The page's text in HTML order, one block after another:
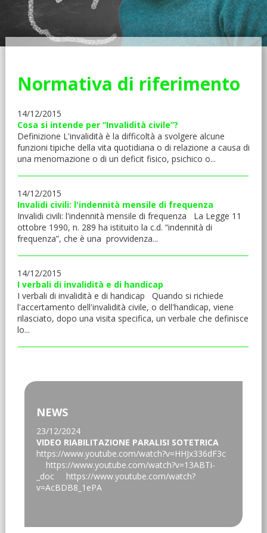
Normativa di riferimento
14/12/2015
Cosa si intende per “Invalidità civile”?
Definizione L'invalidità è la difficoltà a svolgere alcune
funzioni tipiche della vita quotidiana o di relazione a causa di
una menomazione o di un deficit fisico, psichico o...
14/12/2015
Invalidi civili: l'indennità mensile di frequenza
Invalidi civili: l'indennità mensile di frequenza La Legge 11
ottobre 1990, n. 289 ha istituito la c.d. “indennità di
frequenza”, che è una provvidenza...
14/12/2015
I verbali di invalidità e di handicap
I verbali di invalidità e di handicap Quando si richiede
l'accertamento dell'invalidità civile, o dell'handicap, viene
rilasciato, dopo una visita specifica, un verbale che definisce
lo...
NEWS
23/12/2024
VIDEO RIABILITAZIONE PARALISI SOTETRICA
https://www.youtube.com/watch?v=HHJx336dF3c
https://www.youtube.com/watch?v=13ABTi-
_doc https://www.youtube.com/watch?
v=AcBDB8_1ePA